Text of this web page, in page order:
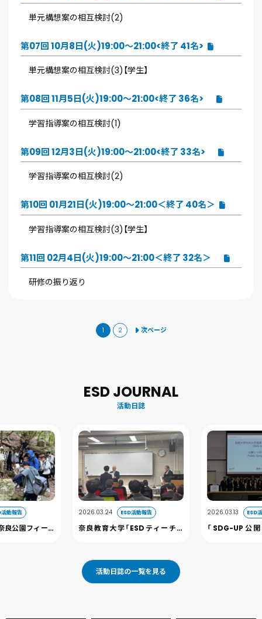
単元構想案の相互検討(2)
第07回 10月8日(火)19:00～21:00<終了 41名>
単元構想案の相互検討(3)【学生】
第08回 11月5日(火)19:00～21:00<終了 36名>
学習指導案の相互検討(1)
第09回 12月3日(火)19:00～21:00<終了 33名>
学習指導案の相互検討(2)
第10回 01月21日(火)19:00～21:00＜終了 40名＞
学習指導案の相互検討(3)【学生】
第11回 02月4日(火)19:00～21:00＜終了 32名＞
研修の振り返り
1 2 次ページ
ESD JOURNAL
活動日誌
活動報告
良公園フィール
2026.03.24 ESD活動報告
奈良教育大学「ESDティーチャ
2026.03.13 ESD
「SDG-UP公
活動日誌の一覧を見る